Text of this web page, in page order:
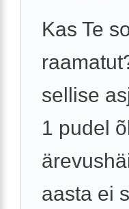
Kas Te
sellise
1 pudel
aasta ei